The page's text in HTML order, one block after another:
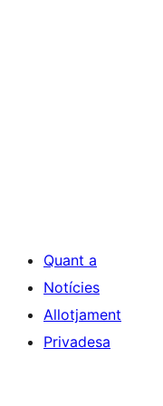
Quant a
Notícies
Allotjament
Privadesa